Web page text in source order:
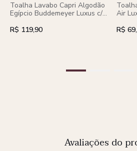
Toalha Lavabo Capri Algodão
Egípcio Buddemeyer Luxus c/
R$ 119,90
Air
R$
Avaliações do